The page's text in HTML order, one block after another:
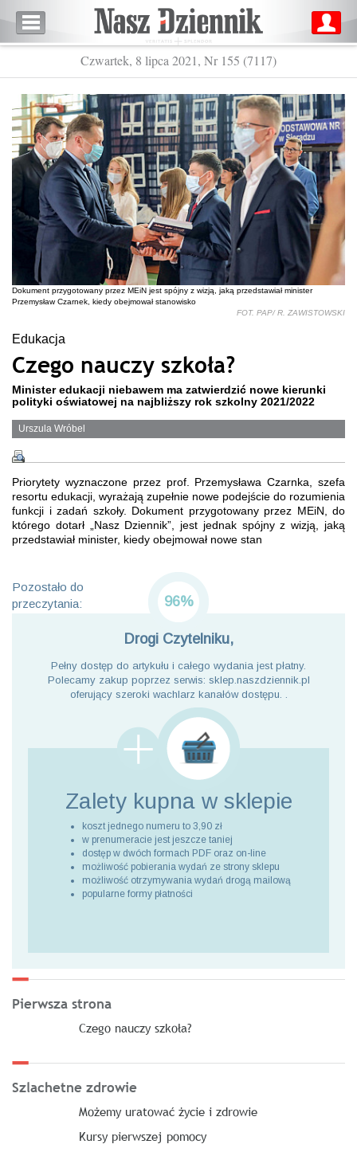
Czwartek, 8 lipca 2021, Nr 155 (7117)
Dokument przygotowany przez MEiN jest spójny z wizją, jaką przedstawiał minister
Przemysław Czarnek, kiedy obejmował stanowisko
FOT. PAP/ R. ZAWISTOWSKI
Edukacja
Czego nauczy szkoła?
Minister edukacji niebawem ma zatwierdzić nowe kierunki
polityki oświatowej na najbliższy rok szkolny 2021/2022
Urszula Wróbel
Priorytety wyznaczone przez prof. Przemysława Czarnka, szefa
resortu edukacji, wyrażają zupełnie nowe podejście do rozumienia
funkcji i zadań szkoły. Dokument przygotowany przez MEiN, do
którego dotarł „Nasz Dziennik”, jest jednak spójny z wizją, jaką
przedstawiał minister, kiedy obejmował nowe stan
Pozostało do
przeczytania:
96%
Drogi Czytelniku,
Pełny dostęp do artykułu i całego wydania jest płatny.
Polecamy zakup poprzez serwis: sklep.naszdziennik.pl
oferujący szeroki wachlarz kanałów dostępu. .
Zalety kupna w sklepie
koszt jednego numeru to 3,90 zł
w prenumeracie jest jeszcze taniej
dostęp w dwóch formach PDF oraz on-line
możliwość pobierania wydań ze strony sklepu
możliwość otrzymywania wydań drogą mailową
popularne formy płatności
Pierwsza strona
Czego nauczy szkoła?
Szlachetne zdrowie
Możemy uratować życie i zdrowie
Kursy pierwszej pomocy